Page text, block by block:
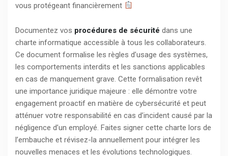
vous protégeant financièrement
Documentez vos procédures de sécurité dans une
charte informatique accessible à tous les collaborateurs.
Ce document formalise les règles d’usage des systèmes,
les comportements interdits et les sanctions applicables
en cas de manquement grave. Cette formalisation revêt
une importance juridique majeure : elle démontre votre
engagement proactif en matière de cybersécurité et peut
atténuer votre responsabilité en cas d’incident causé par la
négligence d’un employé. Faites signer cette charte lors de
l’embauche et révisez-la annuellement pour intégrer les
nouvelles menaces et les évolutions technologiques.